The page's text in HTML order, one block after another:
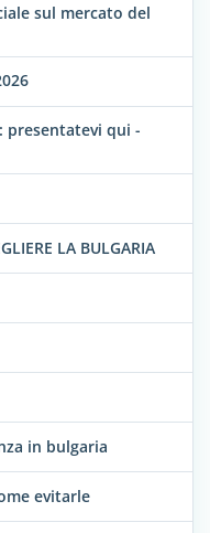
sul mercato del
presentatevi qui -
LA BULGARIA
in bulgaria
evitarle